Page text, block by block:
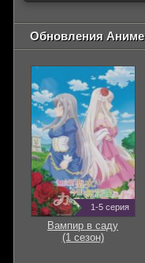
Обновления Аниме
1-5 серия
Вампир в саду
(1 сезон)